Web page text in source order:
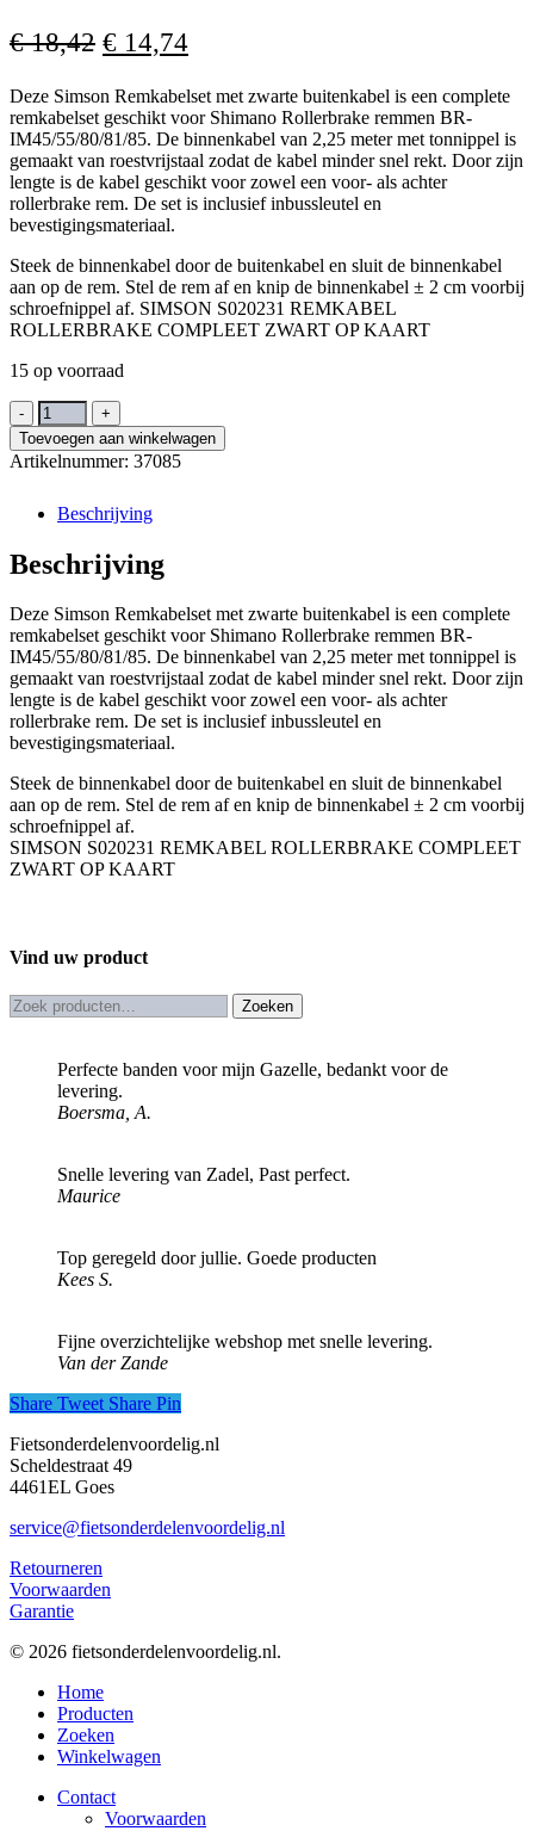
€18,42 Oorspronkelijke
was:
€ 18,42.
€ 14,74Huidige
is:
€ 14,74.
Deze Simson Remkabelset met zwarte buitenkabel is een complete
remkabelset geschikt voor Shimano Rollerbrake remmen BR-
IM45/55/80/81/85. De binnenkabel van 2,25 meter met tonnippel is
gemaakt van roestvrijstaal zodat de kabel minder snel rekt. Door zijn
lengte is de kabel geschikt voor zowel een voor- als achter
rollerbrake rem. De set is inclusief inbussleutel en
bevestigingsmateriaal.
Steek de binnenkabel door de buitenkabel en sluit de binnenkabel
aan op de rem. Stel de rem af en knip de binnenkabel ± 2 cm voorbij
schroefnippel af. SIMSON S020231 REMKABEL
ROLLERBRAKE COMPLEET ZWART OP KAART
15 op voorraad
SIMSON
S020231
REMKABEL
ROLLERBRAKE
ZWART
KAART
Toevoegen aan winkelwagen
Artikelnummer: 37085
Beschrijving
Beschrijving
Deze Simson Remkabelset met zwarte buitenkabel is een complete
remkabelset geschikt voor Shimano Rollerbrake remmen BR-
IM45/55/80/81/85. De binnenkabel van 2,25 meter met tonnippel is
gemaakt van roestvrijstaal zodat de kabel minder snel rekt. Door zijn
lengte is de kabel geschikt voor zowel een voor- als achter
rollerbrake rem. De set is inclusief inbussleutel en
bevestigingsmateriaal.
Steek de binnenkabel door de buitenkabel en sluit de binnenkabel
aan op de rem. Stel de rem af en knip de binnenkabel ± 2 cm voorbij
schroefnippel af.
SIMSON S020231 REMKABEL ROLLERBRAKE COMPLEET
ZWART OP KAART
Vind uw product
Zoeken
naar:
Zoeken
Perfecte banden voor mijn Gazelle, bedankt voor de
levering.
Boersma, A.
Snelle levering van Zadel, Past perfect.
Maurice
Top geregeld door jullie. Goede producten
Kees S.
Fijne overzichtelijke webshop met snelle levering.
Van der Zande
Share Tweet Share Pin
Fietsonderdelenvoordelig.nl
Scheldestraat 49
4461EL Goes
service@fietsonderdelenvoordelig.nl
Retourneren
Voorwaarden
Garantie
© 2026 fietsonderdelenvoordelig.nl.
Close
Menu
Home
Producten
Zoeken
Winkelwagen
Contact
Voorwaarden